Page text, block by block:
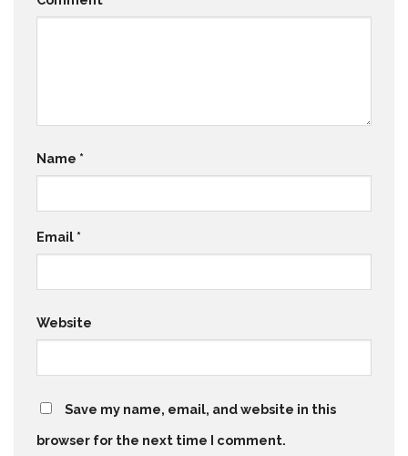
Name *
Email *
Website
Save my name, email, and website in this
browser for the next time I comment.